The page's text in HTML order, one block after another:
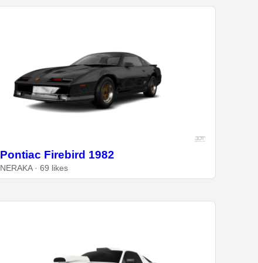
Pontiac Firebird 1982
NERAKA · 69 likes